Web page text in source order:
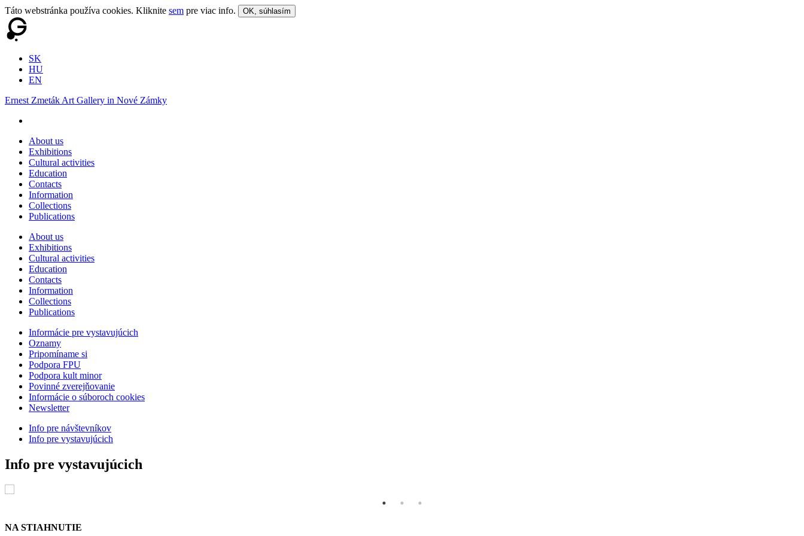
Táto webstránka používa cookies. Kliknite sem pre viac info. OK, súhlasím
SK
HU
EN
Ernest Zmeták Art Gallery in Nové Zámky
About us
Exhibitions
Cultural activities
Education
Contacts
Information
Collections
Publications
About us
Exhibitions
Cultural activities
Education
Contacts
Information
Collections
Publications
Informácie pre vystavujúcich
Oznamy
Pripomíname si
Podpora FPU
Podpora kult minor
Povinné zverejňovanie
Informácie o súboroch cookies
Newsletter
Info pre návštevníkov
Info pre vystavujúcich
Info pre vystavujúcich
NA STIAHNUTIE